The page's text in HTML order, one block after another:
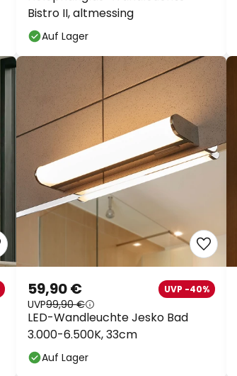
Bistro II, altmessing
Auf Lager
LED-Wandleuchte Jesko Bad
3.000-6.500K, 33cm
59,90 € UVP -40%
UVP99,90 €
Auf Lager